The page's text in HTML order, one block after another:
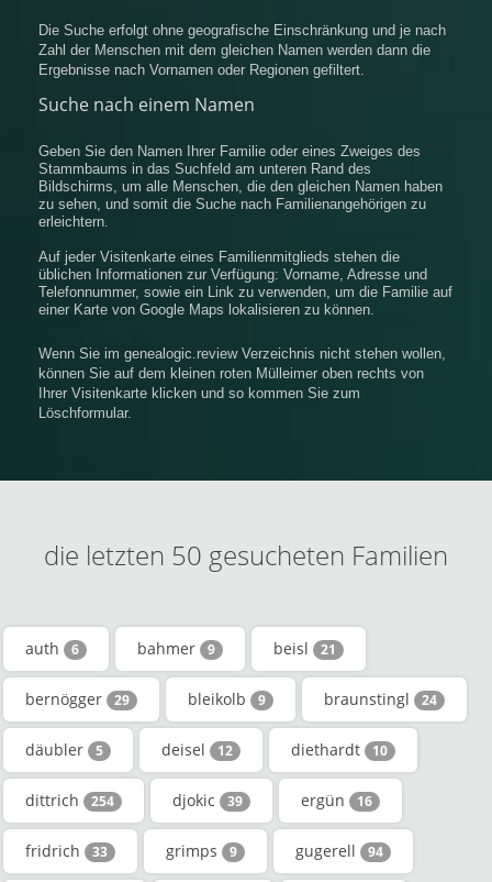
Die Suche erfolgt ohne geografische Einschränkung und je nach
Zahl der Menschen mit dem gleichen Namen werden dann die
Ergebnisse nach Vornamen oder Regionen gefiltert.
Suche nach einem Namen
Geben Sie den Namen Ihrer Familie oder eines Zweiges des
Stammbaums in das Suchfeld am unteren Rand des
Bildschirms, um alle Menschen, die den gleichen Namen haben
zu sehen, und somit die Suche nach Familienangehörigen zu
erleichtern.
Auf jeder Visitenkarte eines Familienmitglieds stehen die
üblichen Informationen zur Verfügung: Vorname, Adresse und
Telefonnummer, sowie ein Link zu verwenden, um die Familie auf
einer Karte von Google Maps lokalisieren zu können.
Wenn Sie im genealogic.review Verzeichnis nicht stehen wollen,
können Sie auf dem kleinen roten Mülleimer oben rechts von
Ihrer Visitenkarte klicken und so kommen Sie zum
Löschformular.
die letzten 50 gesucheten Familien
auth 6 bahmer 9 beisl 21
bernögger 29 bleikolb 9 braunstingl 24
däubler 5 deisel 12 diethardt 10
dittrich 254 djokic 39 ergün 16
fridrich 33 grimps 9 gugerell 94